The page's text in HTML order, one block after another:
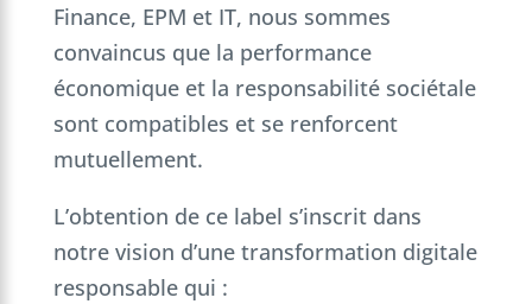
Finance, EPM et IT, nous sommes
convaincus que la performance
économique et la responsabilité sociétale
sont compatibles et se renforcent
mutuellement.
L’obtention de ce label s’inscrit dans
notre vision d’une transformation digitale
responsable qui :